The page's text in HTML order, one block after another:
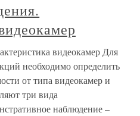
видеокамер Для
необходимо определить
от типа видеокамер и
три вида
наблюдение –